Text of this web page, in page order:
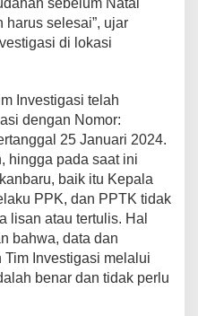
sebelum Natal
harus selesai”, ujar
di lokasi
Investigasi telah
dengan Nomor:
25 Januari 2024.
hingga pada saat ini
baik itu Kepala
PPK, dan PPTK tidak
lisan atau tertulis. Hal
bahwa, data dan
Investigasi melalui
benar dan tidak perlu